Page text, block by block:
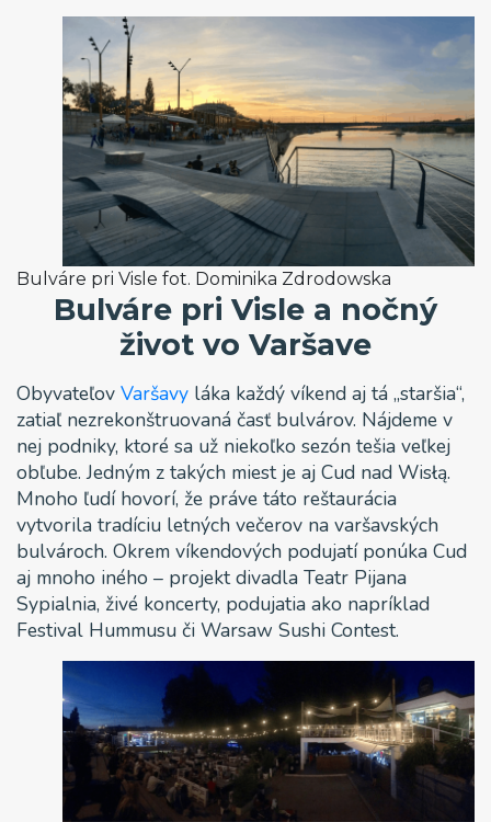
Bulváre pri Visle fot. Dominika Zdrodowska
Bulváre pri Visle a nočný
život vo Varšave
Obyvateľov Varšavy láka každý víkend aj tá „staršia“,
zatiaľ nezrekonštruovaná časť bulvárov. Nájdeme v
nej podniky, ktoré sa už niekoľko sezón tešia veľkej
obľube. Jedným z takých miest je aj Cud nad Wisłą.
Mnoho ľudí hovorí, že práve táto reštaurácia
vytvorila tradíciu letných večerov na varšavských
bulvároch. Okrem víkendových podujatí ponúka Cud
aj mnoho iného – projekt divadla Teatr Pijana
Sypialnia, živé koncerty, podujatia ako napríklad
Festival Hummusu či Warsaw Sushi Contest.